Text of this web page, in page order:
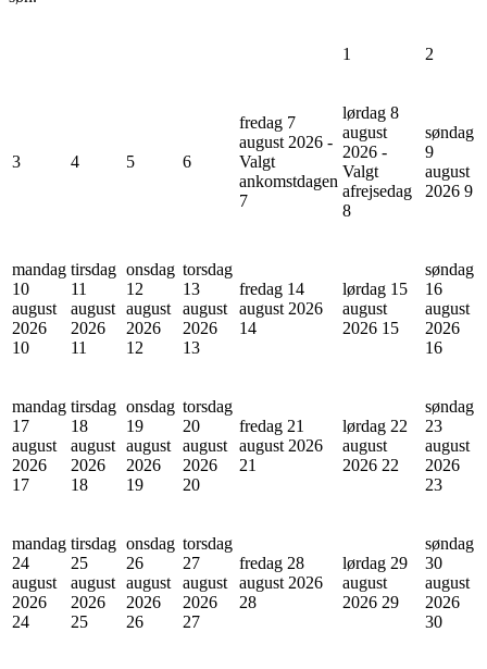
1 2
3 4 5 6
fredag 7
august 2026 -
Valgt
ankomstdagen
7
lørdag 8
august
2026 -
Valgt
afrejsedag
8
søndag
9
august
2026 9
mandag
10
august
2026
10
tirsdag
11
august
2026
11
onsdag
12
august
2026
12
torsdag
13
august
2026
13
fredag 14
august 2026
14
lørdag 15
august
2026 15
søndag
16
august
2026
16
mandag
17
august
2026
17
tirsdag
18
august
2026
18
onsdag
19
august
2026
19
torsdag
20
august
2026
20
fredag 21
august 2026
21
lørdag 22
august
2026 22
søndag
23
august
2026
23
mandag
24
august
2026
24
tirsdag
25
august
2026
25
onsdag
26
august
2026
26
torsdag
27
august
2026
27
fredag 28
august 2026
28
lørdag 29
august
2026 29
søndag
30
august
2026
30